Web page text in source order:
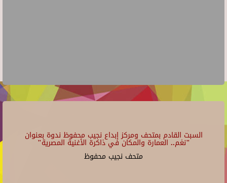
السبت القادم بمتحف ومركز إبداع نجيب محفوظ ندوة بعنوان
"نغم.. العمارة والمكان في ذاكرة الأغنية المصرية"
متحف نجيب محفوظ